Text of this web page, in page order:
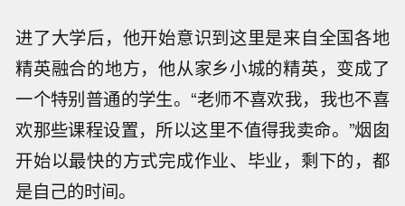
进了大学后，他开始意识到这里是来自全国各地
精英融合的地方，他从家乡小城的精英，变成了
一个特别普通的学生。“老师不喜欢我，我也不喜
欢那些课程设置，所以这里不值得我卖命。”烟囱
开始以最快的方式完成作业、毕业，剩下的，都
是自己的时间。